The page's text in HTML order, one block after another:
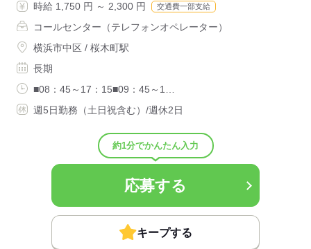
時給 1,750 円 ～ 2,300 円 交通費一部支給
コールセンター（テレフォンオペレーター）
横浜市中区 / 桜木町駅
長期
■08：45～17：15■09：45～1…
週5日勤務（土日祝含む）/週休2日
約1分でかんたん入力
応募する
キープする